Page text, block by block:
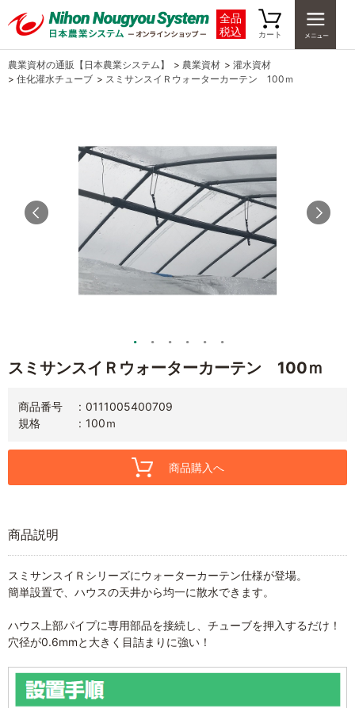
全品
税込
カート
農業資材の通販【日本農業システム】 > 農業資材 > 灌水資材
> 住化灌水チューブ > スミサンスイＲウォーターカーテン 100ｍ
スミサンスイＲウォーターカーテン 100ｍ
商品番号
0111005400709
規格
100ｍ
商品購入へ
商品説明
スミサンスイＲシリーズにウォーターカーテン仕様が登場。
簡単設置で、ハウスの天井から均一に散水できます。
ハウス上部パイプに専用部品を接続し、チューブを押入するだけ！
穴径が0.6mmと大きく目詰まりに強い！